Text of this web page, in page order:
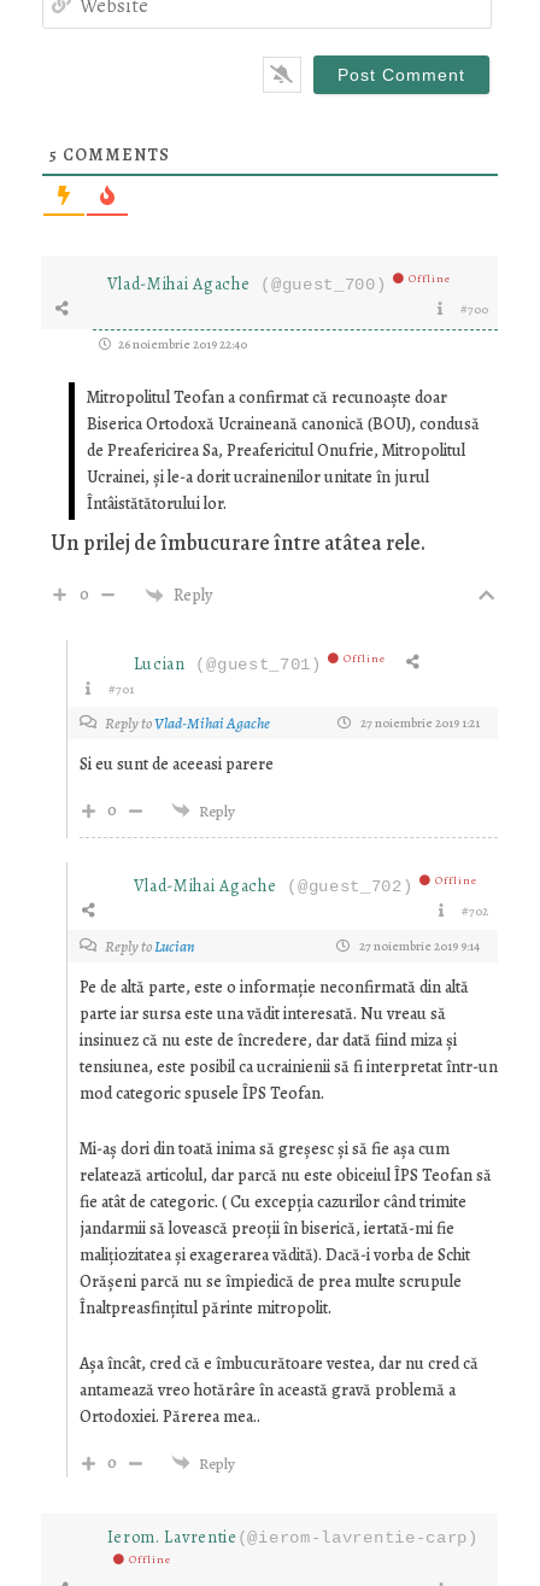
5 COMMENTS
Vlad-Mihai Agache (@guest_700) Offline
#700
26 noiembrie 2019 22:40
Mitropolitul Teofan a confirmat că recunoaște doar
Biserica Ortodoxă Ucraineană canonică (BOU), condusă
de Preafericirea Sa, Preafericitul Onufrie, Mitropolitul
Ucrainei, și le-a dorit ucrainenilor unitate în jurul
Întâistătătorului lor.
Un prilej de îmbucurare între atâtea rele.
0 Reply
Lucian (@guest_701) Offline
#701
Reply toVlad-Mihai Agache 27 noiembrie 2019 1:21
Si eu sunt de aceeasi parere
0
Reply
Vlad-Mihai Agache (@guest_702) Offline
#702
Reply toLucian 27 noiembrie 2019 9:14
Pe de altă parte, este o informație neconfirmată din altă
parte iar sursa este una vădit interesată. Nu vreau să
insinuez că nu este de încredere, dar dată fiind miza și
tensiunea, este posibil ca ucrainienii să fi interpretat într-un
mod categoric spusele ÎPS Teofan.
Mi-aș dori din toată inima să greșesc și să fie așa cum
relatează articolul, dar parcă nu este obiceiul ÎPS Teofan să
fie atât de categoric. ( Cu excepția cazurilor când trimite
jandarmii să lovească preoții în biserică, iertată-mi fie
malițiozitatea și exagerarea vădită). Dacă-i vorba de Schit
Orășeni parcă nu se împiedică de prea multe scrupule
Înaltpreasfințitul părinte mitropolit.
Așa încât, cred că e îmbucurătoare vestea, dar nu cred că
antamează vreo hotărâre în această gravă problemă a
Ortodoxiei. Părerea mea..
0
Reply
Ierom. Lavrentie (@ierom-lavrentie-carp)
Offline